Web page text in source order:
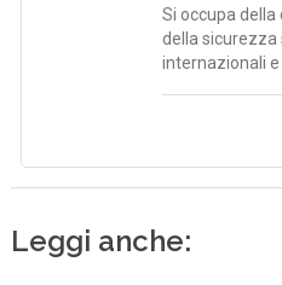
Si occupa
della
internazionali e
Leggi anche: